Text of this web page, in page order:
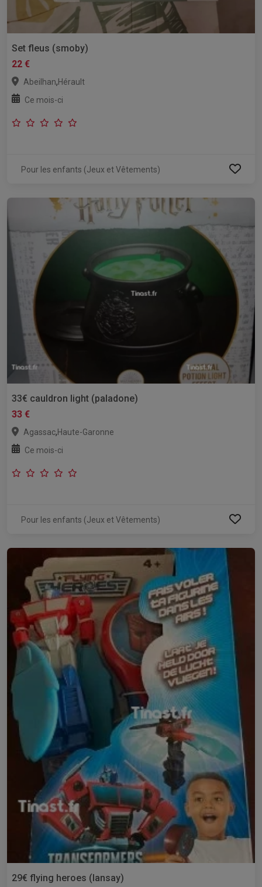
Set fleus (smoby)
22 €
Abeilhan,Hérault
Ce mois-ci
Pour les enfants (Jeux et Vêtements)
33€ cauldron light (paladone)
33 €
Agassac,Haute-Garonne
Ce mois-ci
Pour les enfants (Jeux et Vêtements)
29€ flying heroes (lansay)